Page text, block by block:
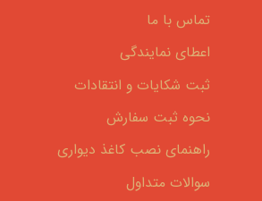
تماس با ما
اعطای نمایندگی
ثبت شکایات و انتقادات
نحوه ثبت سفارش
راهنمای نصب کاغذ دیواری
سوالات متداول